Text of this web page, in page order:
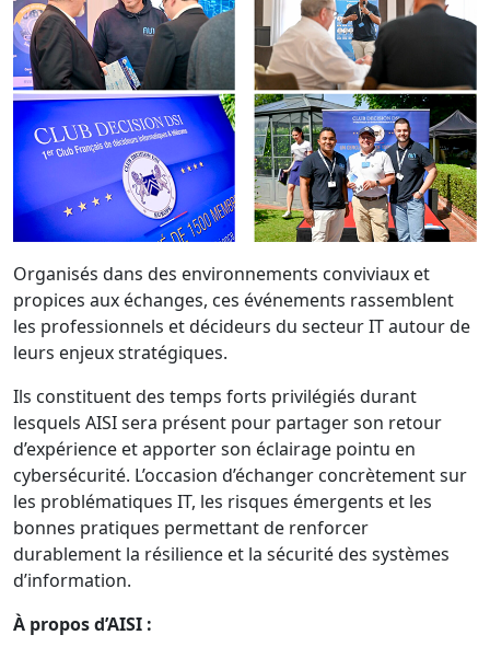
Organisés dans des environnements conviviaux et
propices aux échanges, ces événements rassemblent
les professionnels et décideurs du secteur IT autour de
leurs enjeux stratégiques.
Ils constituent des temps forts privilégiés durant
lesquels AISI sera présent pour partager son retour
d’expérience et apporter son éclairage pointu en
cybersécurité. L’occasion d’échanger concrètement sur
les problématiques IT, les risques émergents et les
bonnes pratiques permettant de renforcer
durablement la résilience et la sécurité des systèmes
d’information.
À propos d’AISI :